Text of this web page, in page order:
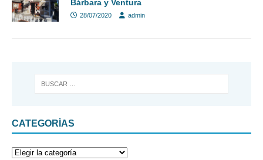
Bárbara y Ventura
28/07/2020 admin
CATEGORÍAS